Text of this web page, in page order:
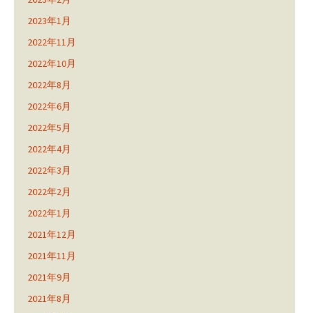
2023年1月
2022年11月
2022年10月
2022年8月
2022年6月
2022年5月
2022年4月
2022年3月
2022年2月
2022年1月
2021年12月
2021年11月
2021年9月
2021年8月